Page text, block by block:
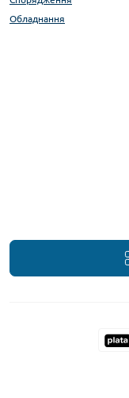
Обладнання